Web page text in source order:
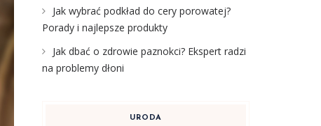
Jak wybrać podkład do cery porowatej?
Porady i najlepsze produkty
Jak dbać o zdrowie paznokci? Ekspert radzi
na problemy dłoni
URODA